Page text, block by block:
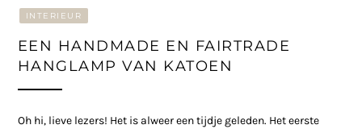
INTERIEUR
EEN HANDMADE EN FAIRTRADE
HANGLAMP VAN KATOEN
Oh hi, lieve lezers! Het is alweer een tijdje geleden. Het eerste